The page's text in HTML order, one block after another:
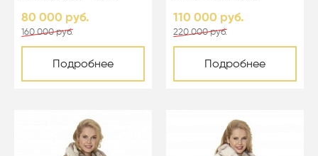
80 000 руб.
160 000 руб.
Подробнее
110 000 руб.
220 000 руб.
Подробнее